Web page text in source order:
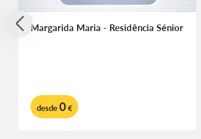
Margarida Maria - Residência Sénior
desde0€